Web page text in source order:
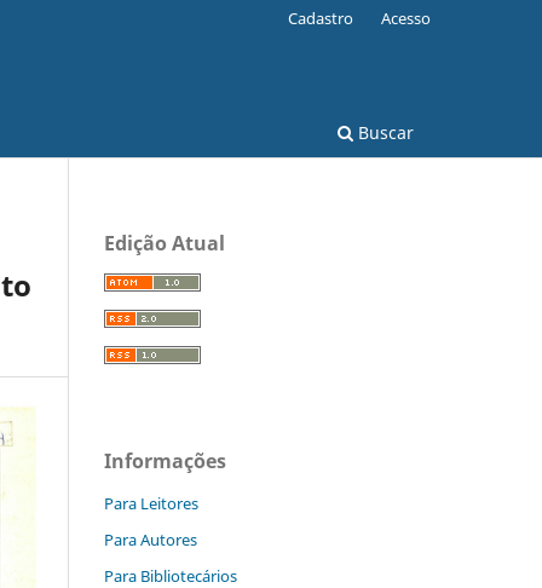
Buscar
Cadastro Acesso
Edição Atual
Informações
Para Leitores
Para Autores
Para Bibliotecários